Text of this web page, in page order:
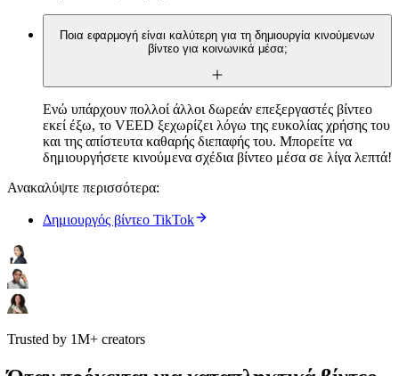
Ποια εφαρμογή είναι καλύτερη για τη δημιουργία κινούμενων
βίντεο για κοινωνικά μέσα;
Ενώ υπάρχουν πολλοί άλλοι δωρεάν επεξεργαστές βίντεο
εκεί έξω, το VEED ξεχωρίζει λόγω της ευκολίας χρήσης του
και της απίστευτα καθαρής διεπαφής του. Μπορείτε να
δημιουργήσετε κινούμενα σχέδια βίντεο μέσα σε λίγα λεπτά!
Ανακαλύψτε περισσότερα:
Δημιουργός βίντεο TikTok
Trusted by 1M+ creators